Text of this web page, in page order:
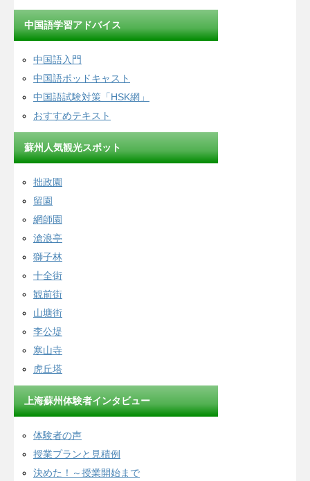
中国語学習アドバイス
中国語入門
中国語ポッドキャスト
中国語試験対策「HSK網」
おすすめテキスト
蘇州人気観光スポット
拙政園
留園
網師園
滄浪亭
獅子林
十全街
観前街
山塘街
李公堤
寒山寺
虎丘塔
上海蘇州体験者インタビュー
体験者の声
授業プランと見積例
決めた！～授業開始まで